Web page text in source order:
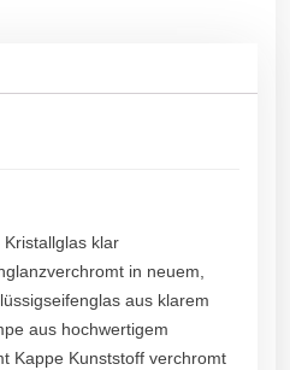
klar
in neuem,
aus klarem
aus hochwertigem
Kappe Kunststoff verchromt